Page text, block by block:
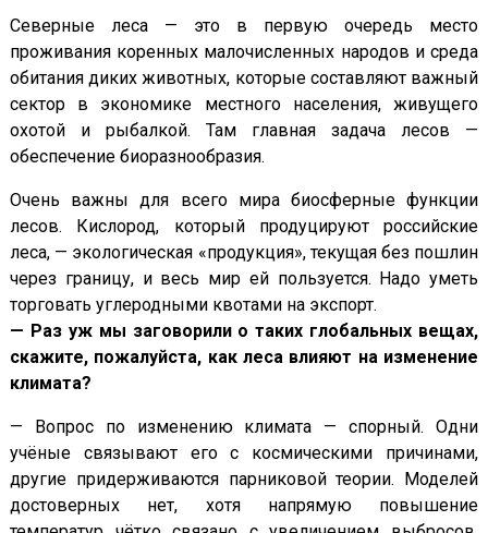
Северные леса — это в первую очередь место
проживания коренных малочисленных народов и среда
обитания диких животных, которые составляют важный
сектор в экономике местного населения, живущего
охотой и рыбалкой. Там главная задача лесов —
обеспечение биоразнообразия.
Очень важны для всего мира биосферные функции
лесов. Кислород, который продуцируют российские
леса, — экологическая «продукция», текущая без пошлин
через границу, и весь мир ей пользуется. Надо уметь
торговать углеродными квотами на экспорт.
— Раз уж мы заговорили о таких глобальных вещах,
скажите, пожалуйста, как леса влияют на изменение
климата?
— Вопрос по изменению климата — спорный. Одни
учёные связывают его с космическими причинами,
другие придерживаются парниковой теории. Моделей
достоверных нет, хотя напрямую повышение